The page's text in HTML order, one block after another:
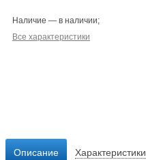
Наличие — в наличии;
Все характеристики
Описание Характеристики